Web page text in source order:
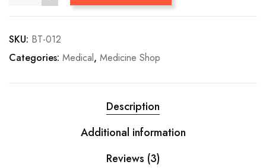
SKU: BT-012
Categories: Medical, Medicine Shop
Description
Additional information
Reviews (3)